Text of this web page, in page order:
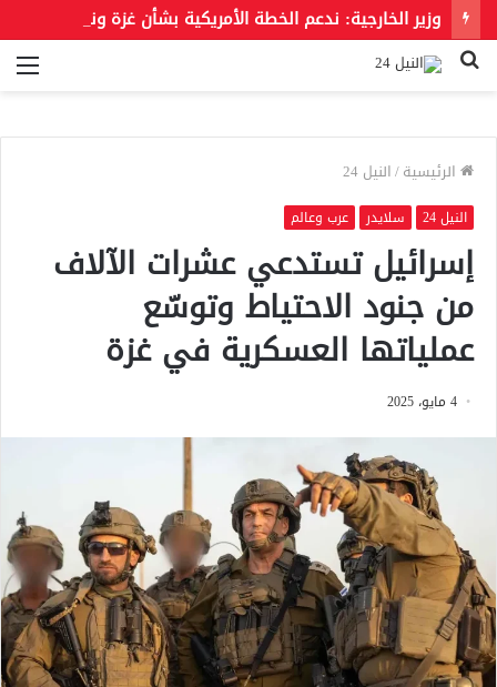
بحث
الرئيسية/النيل 24
النيل 24 سلايدر عرب وعالم
إسرائيل تستدعي عشرات الآلاف
من جنود الاحتياط وتوسّع
عملياتها العسكرية في غزة
4 مايو، 2025